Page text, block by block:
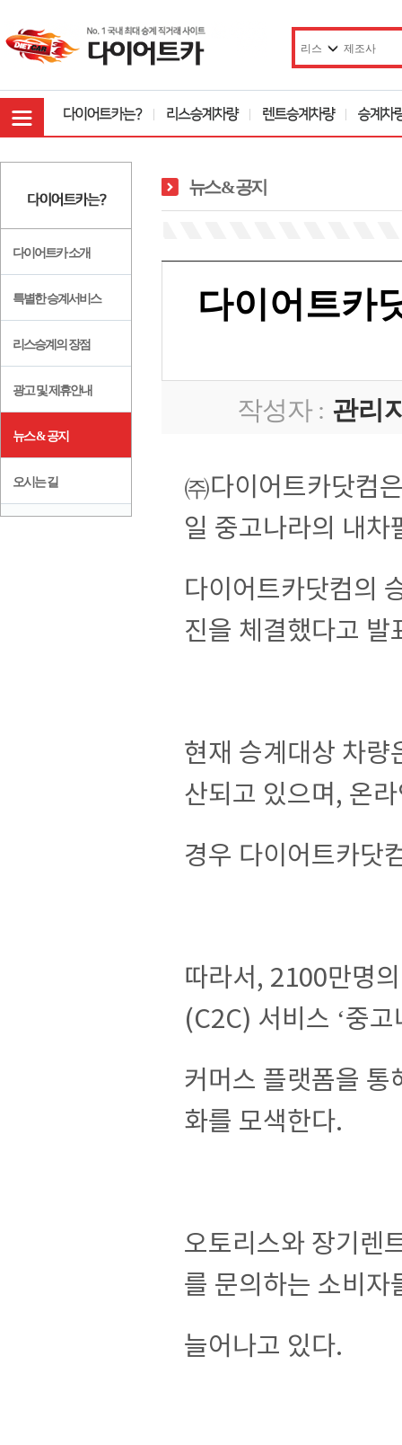
다이어트카 소개
특별한 승계서비스
리스승계의 장점
광고 및 제휴안내
뉴스 & 공지
오시는 길
뉴스 & 공지
다이어트카
작성자 : 관리
㈜다이어트카닷컴
일 중고나라의 내차
다이어트카닷컴의
진을 체결했다고 발
현재 승계대상 차
산되고 있으며, 온
경우 다이어트카닷
따라서, 2100만명
(C2C) 서비스 ‘중
커머스 플랫폼을 통
화를 모색한다.
오토리스와 장기렌
를 문의하는 소비
늘어나고 있다.